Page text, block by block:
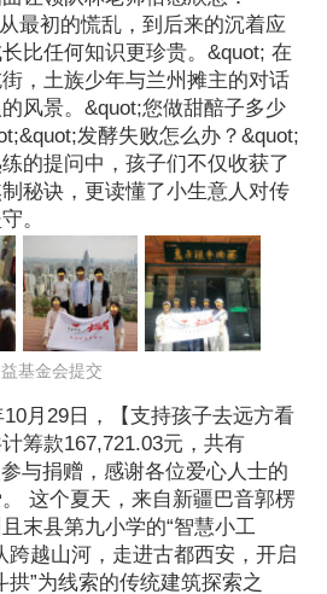
最初的慌乱，到后来的沉着应
比任何知识更珍贵。&quot; 在
，土族少年与兰州摊主的对话
风景。&quot;您做甜醅子多少
发酵失败怎么办？&quot;
的提问中，孩子们不仅收获了
秘诀，更读懂了小生意人对传
。
基金会提交
10月29日，【支持孩子去远方看
筹款167,721.03元，共有
与捐赠，感谢各位爱心人士的
这个夏天，来自新疆巴音郭楞
末县第九小学的“智慧小工
跨越山河，走进古都西安，开启
拱”为线索的传统建筑探索之